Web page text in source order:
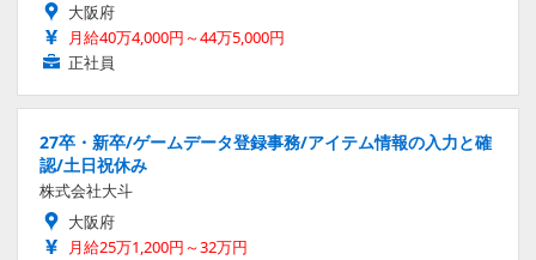
大阪府
月給40万4,000円～44万5,000円
正社員
27卒・新卒/ゲームデータ登録事務/アイテム情報の入力と確
認/土日祝休み
株式会社大斗
大阪府
月給25万1,200円～32万円